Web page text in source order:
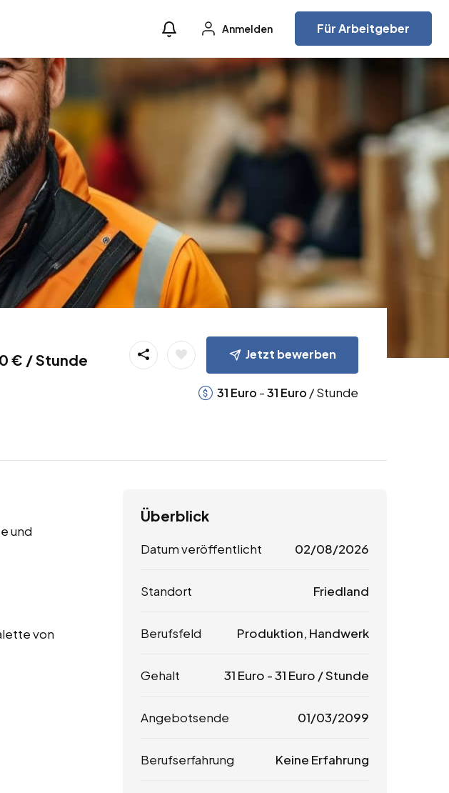
Anmelden Für Arbeitgeber
€ / Stunde
Jetzt bewerben
31 Euro -31 Euro / Stunde
und
von
Überblick
Datum veröffentlicht 02/08/2026
Standort Friedland
Berufsfeld Produktion, Handwerk
Gehalt 31 Euro -31 Euro / Stunde
Angebotsende 01/03/2099
Berufserfahrung Keine Erfahrung